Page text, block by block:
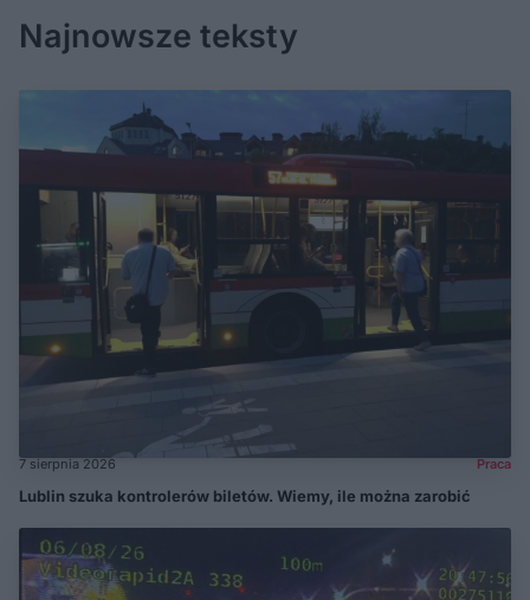
Najnowsze teksty
7 sierpnia 2026 Praca
Lublin szuka kontrolerów biletów. Wiemy, ile można zarobić